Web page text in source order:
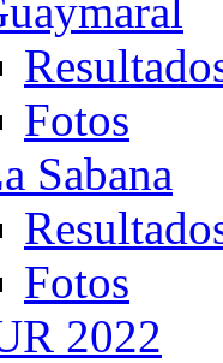
Fotos
Sabana
Fotos
2022